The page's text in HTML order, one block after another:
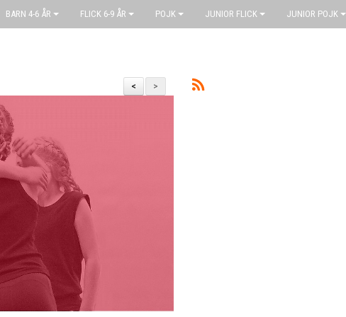
BARN 4-6 ÅR FLICK 6-9 ÅR POJK JUNIOR FLICK JUNIOR POJK
>
<